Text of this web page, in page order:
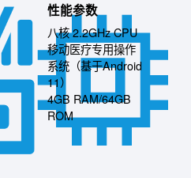
性能参数
八核 2.2GHz CPU
移动医疗专用操作
系统（基于Android
11）
4GB RAM/64GB
ROM